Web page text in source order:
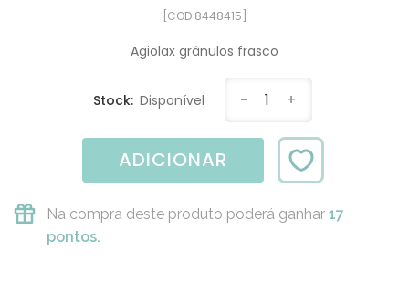
[COD 8448415]
Agiolax grânulos frasco
Stock: Disponível - 1 +
ADICIONAR
Na compra deste produto poderá ganhar 17
pontos.